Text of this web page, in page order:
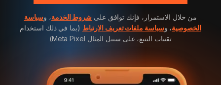
من خلال الاستمرار، فإنك توافق على شروط الخدمة، وسياسة
الخصوصية، وسياسة ملفات تعريف الارتباط (بما في ذلك استخدام
تقنيات التتبع، على سبيل المثال Meta Pixel)